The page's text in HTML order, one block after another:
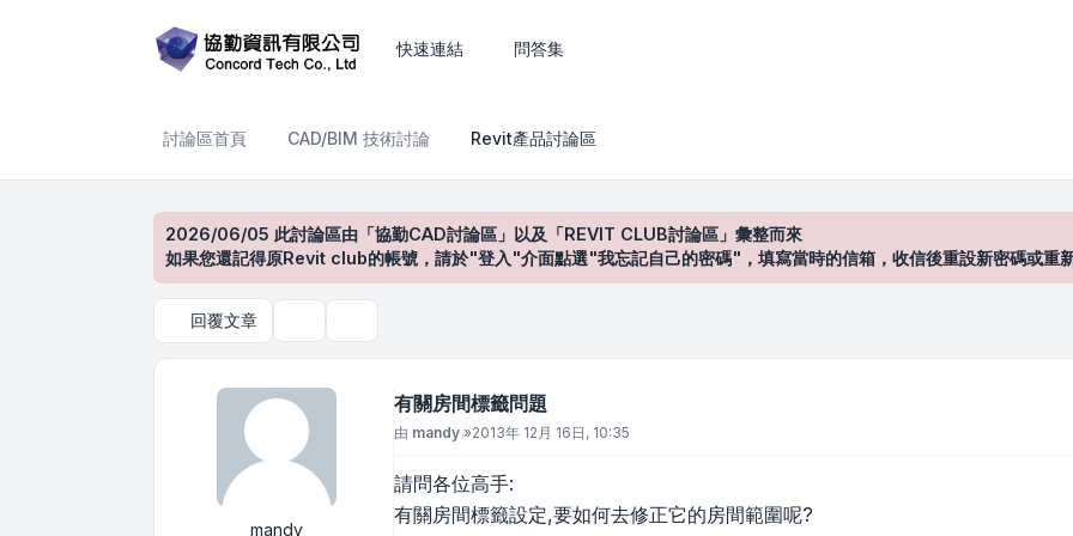
快速連結 問答集
討論區首頁 CAD/BIM 技術討論 Revit產品討論區
2026/06/05 此討論區由「協勤CAD討論區」以及「REVIT CLUB討論區」彙整而來
如果您還記得原Revit club的帳號，請於"登入"介面點選"我忘記自己的密碼"，填寫當時的信箱，收信後重設新密碼或重
回覆文章
mandy
有關房間標籤問題
文章
由 mandy »2013年 12月 16日, 10:35
請問各位高手:
有關房間標籤設定,要如何去修正它的房間範圍呢?